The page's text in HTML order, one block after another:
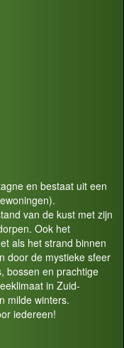
en bestaat uit een
van de kust met zijn
Ook het
als het strand binnen
door de mystieke sfeer
bossen en prachtige
in Zuid-
milde winters.
iedereen!